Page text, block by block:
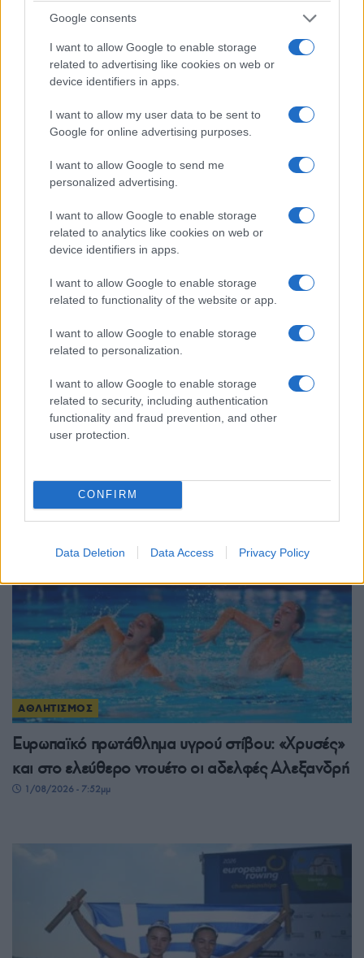
Google consents
I want to allow Google to enable storage
related to advertising like cookies on web or
device identifiers in apps.
I want to allow my user data to be sent to
Google for online advertising purposes.
I want to allow Google to send me
personalized advertising.
I want to allow Google to enable storage
related to analytics like cookies on web or
device identifiers in apps.
I want to allow Google to enable storage
related to functionality of the website or app.
I want to allow Google to enable storage
related to personalization.
I want to allow Google to enable storage
related to security, including authentication
functionality and fraud prevention, and other
user protection.
CONFIRM
Data Deletion Data Access Privacy Policy
ΑΘΛΗΤΙΣΜΟΣ
Ευρωπαϊκό πρωτάθλημα κωπηλασίας: Χρυσός ο
Γκαϊτατζής – Χάλκινο μετάλλιο η Λιόλιου
2/08/2026 - 3:18μμ
ΑΘΛΗΤΙΣΜΟΣ
διακρίσεις στα Τίρανα με τρία χάλκινα μετάλλια
1/08/2026 - 8:48μμ
ΑΘΛΗΤΙΣΜΟΣ
Ευρωπαϊκό πρωτάθλημα υγρού στίβου: «Χρυσές»
και στο ελεύθερο ντουέτο οι αδελφές Αλεξανδρή
1/08/2026 - 7:52μμ